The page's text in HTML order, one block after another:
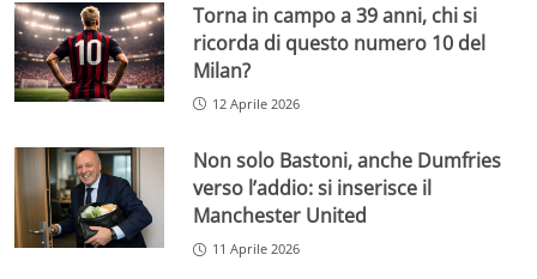
Torna in campo a 39 anni, chi si
ricorda di questo numero 10 del
Milan?
12 Aprile 2026
Non solo Bastoni, anche Dumfries
verso l’addio: si inserisce il
Manchester United
11 Aprile 2026